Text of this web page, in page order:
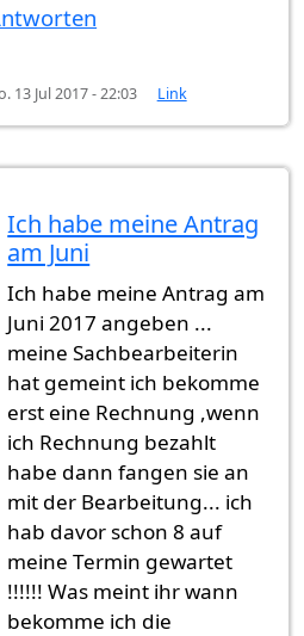
13 Jul 2017 - 22:03 Link
Monate. München istvon
Ich habe meine Antrag
am Juni
Ich habe meine Antrag am
Juni 2017 angeben ...
meine Sachbearbeiterin
hat gemeint ich bekomme
erst eine Rechnung ,wenn
ich Rechnung bezahlt
habe dann fangen sie an
mit der Bearbeitung... ich
hab davor schon 8 auf
meine Termin gewartet
!!!!!! Was meint ihr wann
bekomme ich die